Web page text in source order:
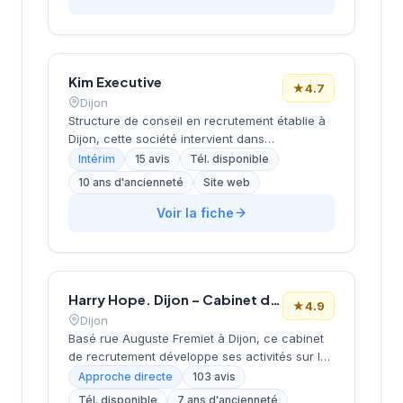
Kim Executive
Dijon
★4.7
Structure de conseil en recrutement établie à
Dijon, cette société intervient dans
l'accompagnement des entreprises pour leurs
besoins en ressources humaines. Dirigée par
KLEIN-DUGOURD, elle développe son activité
depuis son siège situé boulevard de Brosses
qualité de ses prestations d'accompagnement
en recrutement sur le territoire dijonnais.
Intérim 15 avis
Tél. disponible
10 ans d'ancienneté
Site web
Voir la fiche
Dijon
★4.9
Basé rue Auguste Fremiet à Dijon, ce cabinet
de recrutement développe ses activités sur le
marché bourguignon de l'emploi. L'agence,
dirigée par Puzin, propose ses services aux
Approche directe
103 avis
Tél. disponible
7 ans d'ancienneté